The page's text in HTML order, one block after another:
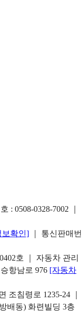
: 0508-0328-7002
보확인]
｜ 통신판매번
호 ｜ 자동차 관리
항남로 976 [자동차
조침령로 1235-24 ｜
배동) 화련빌딩 3층